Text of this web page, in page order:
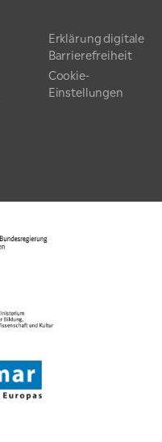
Erklärung digitale
Barrierefreiheit
Cookie-
Einstellungen